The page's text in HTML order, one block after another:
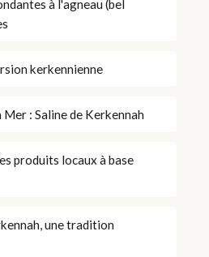
à l'agneau (bel
kerkennienne
: Saline de Kerkennah
produits locaux à base
une tradition